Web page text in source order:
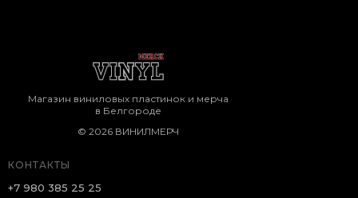
КОНТАКТЫ
+7 980 385 25 25
Магазин виниловых пластинок и мерча
в Белгороде
© 2026 ВИНИЛМЕРЧ